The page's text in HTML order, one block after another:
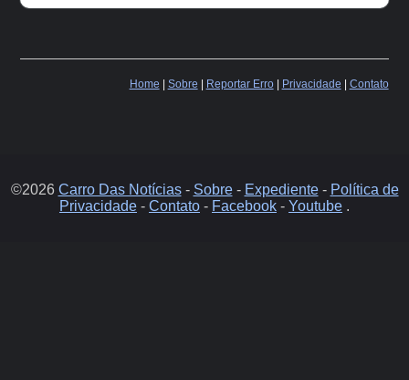
Home Sobre Reportar Erro| Privacidade Contato
©2026 Carro Das Notícias- Sobre- Expediente- Política de
Privacidade - Contato - Facebook - Youtube .